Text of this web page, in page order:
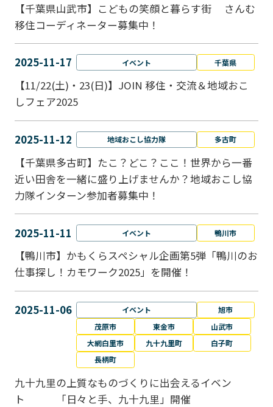
【千葉県山武市】こどもの笑顔と暮らす街 さんむ
移住コーディネーター募集中！
2025-11-17 イベント 千葉県
【11/22(土)・23(日)】JOIN 移住・交流＆地域おこ
しフェア2025
2025-11-12 地域おこし協力隊 多古町
【千葉県多古町】たこ？どこ？ここ！世界から一番
近い田舎を一緒に盛り上げませんか？地域おこし協
力隊インターン参加者募集中！
2025-11-11 イベント 鴨川市
【鴨川市】かもくらスペシャル企画第5弾「鴨川のお
仕事探し！カモワーク2025」を開催！
2025-11-06 イベント
旭市
茂原市
東金市
山武市
大網白里市
九十九里町
白子町
長柄町
九十九里の上質なものづくりに出会えるイベン
ト 「日々と手、九十九里」開催